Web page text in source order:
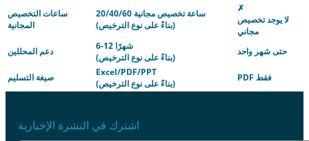
ساعات التخصيص
المجانية
20/40/60 ساعة تخصيص مجانية
(بناءً على نوع الترخيص)
✗
لا يوجد تخصيص
مجاني
دعم المحللين
6-12 شهرًا
(بناءً على نوع الترخيص)
حتى شهر واحد
صيغة التسليم
Excel/PDF/PPT
(بناءً على نوع الترخيص)
PDF فقط
اشترك في النشرة الإخبارية